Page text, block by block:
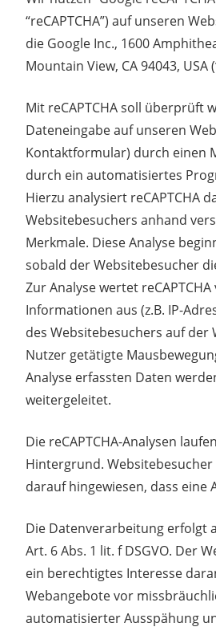
“reCAPTCHA”) auf unseren
die Google Inc., 1600
Mountain View, CA 94043, USA
Mit reCAPTCHA soll überprüft
Dateneingabe auf unseren
Kontaktformular) durch einen
durch ein automatisiertes
Hierzu analysiert reCAPTCHA
Websitebesuchers anhand
Merkmale. Diese Analyse
sobald der Websitebesucher
Zur Analyse wertet
Informationen aus (z.B. IP-
des Websitebesuchers auf der
Nutzer getätigte
Analyse erfassten Daten
weitergeleitet.
Die reCAPTCHA-Analysen
Hintergrund.
darauf hingewiesen, dass eine
Die Datenverarbeitung erfolgt
Art. 6 Abs. 1 lit. f DSGVO. Der
ein berechtigtes Interesse
Webangebote vor
automatisierter Ausspähung